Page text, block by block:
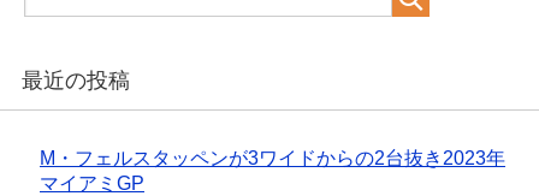
最近の投稿
M・フェルスタッペンが3ワイドからの2台抜き2023年
マイアミGP